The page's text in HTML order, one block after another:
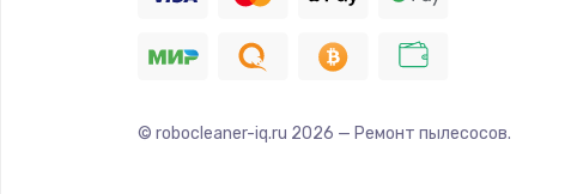
© robocleaner-iq.ru 2026 — Ремонт пылесосов.